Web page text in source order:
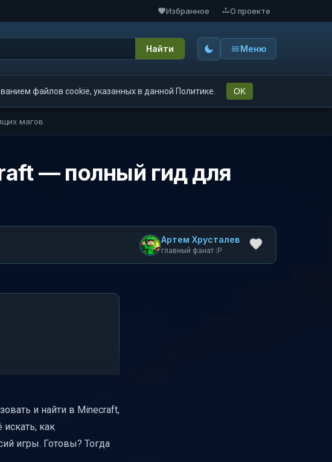
Избранное О проекте
Найти Меню
файлов cookie, указанных в данной Политике. OK
магов
— полный гид для
Артем Хрусталев
главный фанат :P
и найти в Minecraft,
как
игры. Готовы? Тогда